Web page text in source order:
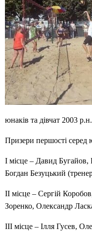
юнаків та дівчат 2003
Призери першості серед
I місце – Давид
Богдан Безуцький
II місце – Сергій
Зоренко, Олександр
III місце – Ілля Гусев,